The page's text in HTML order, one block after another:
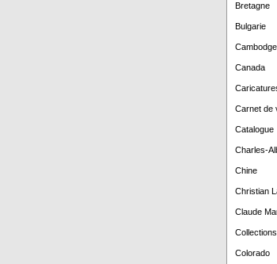
Bretagne
Bulgarie
Cambodge
Canada
Carnet de
Catalogue
Charles-
Chine
Christian
Claude
Collections
Colorado